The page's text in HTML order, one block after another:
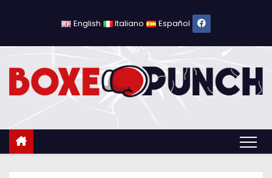
l
English Italiano Español